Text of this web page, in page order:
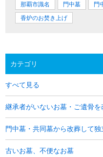
那覇市識名
門中墓 門
香炉のお焚き上げ
カテゴリ
すべて見る
継承者がいないお墓・ご遺骨を
門中墓・共同墓から改葬して独
古いお墓、不便なお墓